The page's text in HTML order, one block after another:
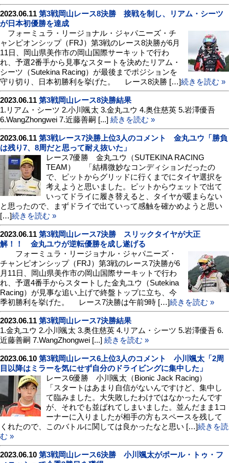
2023.06.11 第3戦岡山レース8決勝 接戦を制し、リアム・シーツ
が日本初優勝を達成
フォーミュラ・リージョナル・ジャパニーズ・チ
ャンピオンシップ（FRJ）第3戦のレース8決勝が6月
11日、岡山県美作市の岡山国際サーキットで行わ
れ、予選2番手から見事なスタートを決めたリアム・
シーツ（Sutekina Racing）が最後までポジションを
守り切り、日本初勝利を挙げた。 レース8決勝 […]続きを読む »
2023.06.11 第3戦岡山レース8決勝結果
1.リアム・シーツ 2.小川颯太 3.金丸ユウ 4.奥住慈英 5.岩澤優吾
6.WangZhongwei 7.近藤善嗣 [...] 続きを読む »
2023.06.11 第3戦レース7決勝上位3人のコメント 金丸ユウ「勝負
は残り7、8周だと思って耐え抜いた」
レース7優勝 金丸ユウ（SUTEKINA RACING
TEAM） 「結構微妙なコンディションだったの
で、ピットからグリッドに行くまでにタイヤ選択を
考えようと思いました。ピットからウェットで出て
いってドライに履き替えると、タイヤが暖まらない
と思ったので、まずドライで出ていって感触を確かめようと思い
[…]続きを読む »
2023.06.11 第3戦岡山レース7決勝 スリックタイヤが大正
解！！ 金丸ユウが逆転優勝を成し遂げる
フォーミュラ・リージョナル・ジャパニーズ・
チャンピオンシップ（FRJ）第3戦のレース7決勝が6
月11日、岡山県美作市の岡山国際サーキットで行わ
れ、予選4番手からスタートした金丸ユウ（Sutekina
Racing）が見事な追い上げで終盤トップに立ち、今
季初勝利を挙げた。 レース7決勝は午前9時 […]続きを読む »
2023.06.11 第3戦岡山レース7決勝結果
1.金丸ユウ 2.小川颯太 3.奥住慈英 4.リアム・シーツ 5.岩澤優吾 6.
近藤善嗣 7.WangZhongwei [...] 続きを読む »
2023.06.10 第3戦岡山レース6上位3人のコメント 小川颯太「2周
目以降はミラーを気にせず自分のドライビングに集中した」
レース6優勝 小川颯太（Bionic Jack Racing）
「スタートはあまり自信がないんですけど、集中し
て臨みました。大失敗したわけではなかったんです
が、それでも並ばれてしまいました。並んだまま1コ
ーナーに入りましたが相手の方もスペースを残して
くれたので、このバトルに関しては良かったなと思い […]続きを読
む »
2023.06.10 第3戦岡山レース6決勝 小川颯太がポール・トゥ・フ